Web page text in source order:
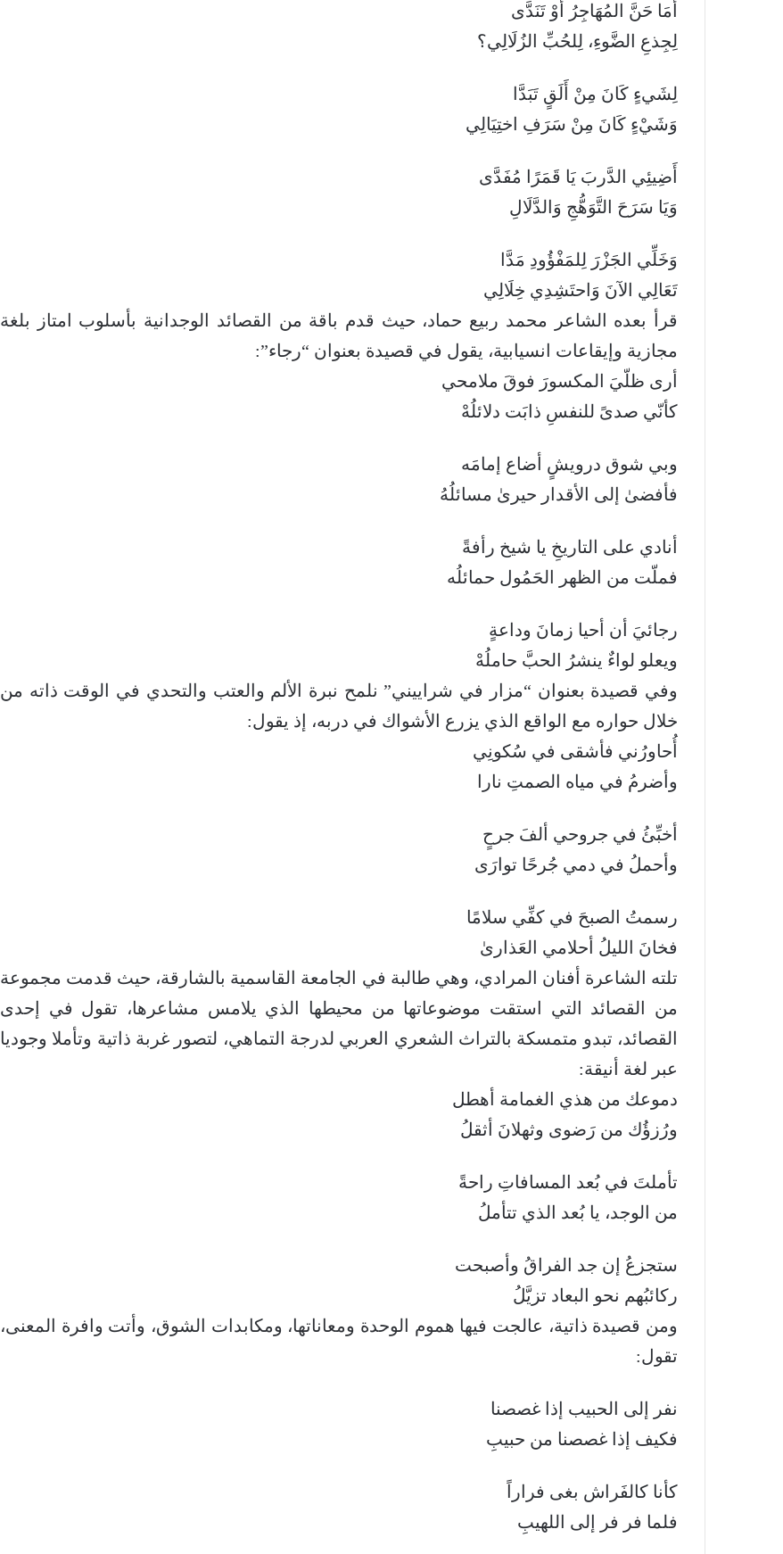
أَمَا حَنَّ المُهَاجِرُ أَوْ تَنَدَّى
لِجِذعِ الضَّوءِ، لِلحُبِّ الزُلَالِي؟
لِشَيءٍ كَانَ مِنْ أَلَقٍ تَبَدَّا
وَشَيْءٍ كَانَ مِنْ سَرَفِ اختِيَالِي
أَضِيئِي الدَّربَ يَا قَمَرًا مُفَدَّى
وَيَا سَرَحَ التَّوَهُّجِ وَالدَّلَالِ
وَخَلِّي الجَزْرَ لِلمَفْؤُودِ مَدَّا
تَعَالِي الآنَ وَاحتَشِدِي خِلَالِي
قرأ بعده الشاعر محمد ربيع حماد، حيث قدم باقة من القصائد الوجدانية بأسلوب امتاز بلغة
مجازية وإيقاعات انسيابية، يقول في قصيدة بعنوان “رجاء”:
أرى ظلّيَ المكسورَ فوقَ ملامحي
كأنّي صدىً للنفسِ ذابَت دلائلُهْ
وبي شوق درويشٍ أضاع إمامَه
فأفضىٰ إلى الأقدار حيرىٰ مسائلُهُ
أنادي على التاريخِ يا شيخ رأفةً
فملّت من الظهر الحَمُول حمائلُه
رجائيَ أن أحيا زمانَ وداعةٍ
ويعلو لواءٌ ينشرُ الحبَّ حاملُهْ
وفي قصيدة بعنوان “مزار في شراييني” نلمح نبرة الألم والعتب والتحدي في الوقت ذاته من
خلال حواره مع الواقع الذي يزرع الأشواك في دربه، إذ يقول:
أُحاورُني فأشقى في سُكونِي
وأضرمُ في مياه الصمتِ نارا
أخبِّئُ في جروحي ألفَ جرحٍ
وأحملُ في دمي جُرحًا توارَى
رسمتُ الصبحَ في كفِّي سلامًا
فخانَ الليلُ أحلامي العَذارىٰ
تلته الشاعرة أفنان المرادي، وهي طالبة في الجامعة القاسمية بالشارقة، حيث قدمت مجموعة
من القصائد التي استقت موضوعاتها من محيطها الذي يلامس مشاعرها، تقول في إحدى
القصائد، تبدو متمسكة بالتراث الشعري العربي لدرجة التماهي، لتصور غربة ذاتية وتأملا وجوديا
عبر لغة أنيقة:
دموعك من هذي الغمامة أهطل
ورُزؤُك من رَضوى وثهلانَ أثقلُ
تأملتَ في بُعد المسافاتِ راحةً
من الوجد، يا بُعد الذي تتأملُ
ستجزعُ إن جد الفراقُ وأصبحت
ركائبُهم نحو البعاد تزيَّلُ
ومن قصيدة ذاتية، عالجت فيها هموم الوحدة ومعاناتها، ومكابدات الشوق، وأتت وافرة المعنى،
تقول:
نفر إلى الحبيب إذا غصصنا
فكيف إذا غصصنا من حبيبِ
كأنا كالفَراش بغى فراراً
فلما فر فر إلى اللهيبِ